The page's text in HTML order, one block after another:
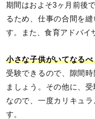
期間はおよそ3ヶ月前後
るため、仕事の合間を
す。また、食育アドバイ
小さな子供がいてなる
受験できるので、隙間
ましょう。その他に、
なので、一度カリキュ
す。